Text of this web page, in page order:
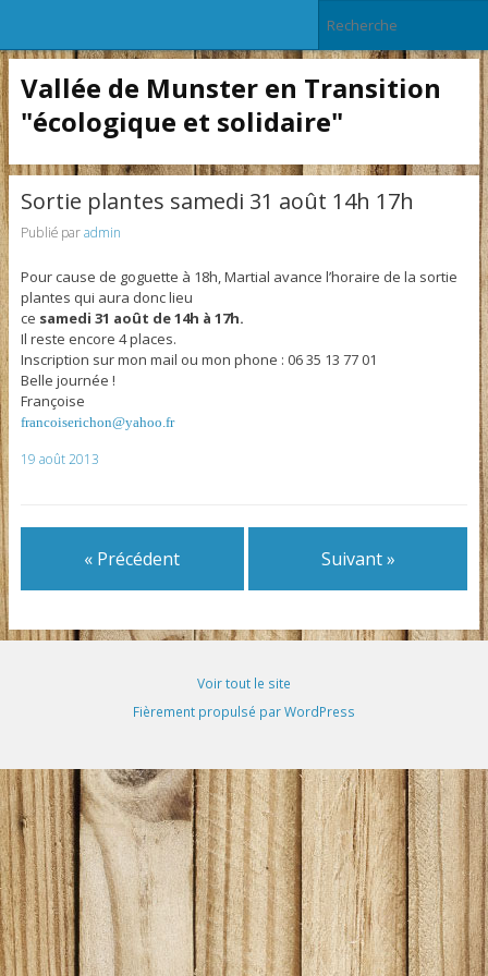
Vallée de Munster en Transition
"écologique et solidaire"
Sortie plantes samedi 31 août 14h 17h
Publié paradmin
Pour cause de goguette à 18h, Martial avance l’horaire de la sortie
plantes qui aura donc lieu
ce samedi 31 août de 14h à 17h.
Il reste encore 4 places.
Inscription sur mon mail ou mon phone : 06 35 13 77 01
Belle journée !
Françoise
francoiserichon@yahoo.fr
19 août 2013
« Précédent Suivant »
Voir tout le site
Fièrement propulsé par WordPress